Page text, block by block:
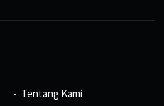
Tentang Kami